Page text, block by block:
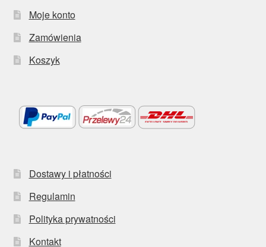
Moje konto
Zamówienia
Koszyk
Dostawy i płatności
Regulamin
Polityka prywatności
Kontakt